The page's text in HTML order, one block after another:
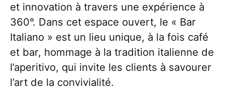
et innovation à travers une expérience à
360°. Dans cet espace ouvert, le « Bar
Italiano » est un lieu unique, à la fois café
et bar, hommage à la tradition italienne de
l’aperitivo, qui invite les clients à savourer
l’art de la convivialité.